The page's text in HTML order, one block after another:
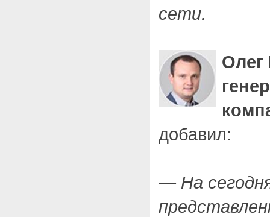
сети.
Олег
добавил:
— На